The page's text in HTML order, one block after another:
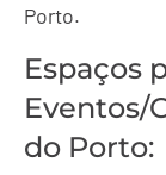
Porto.
Espaços
Eventos/
do Porto: